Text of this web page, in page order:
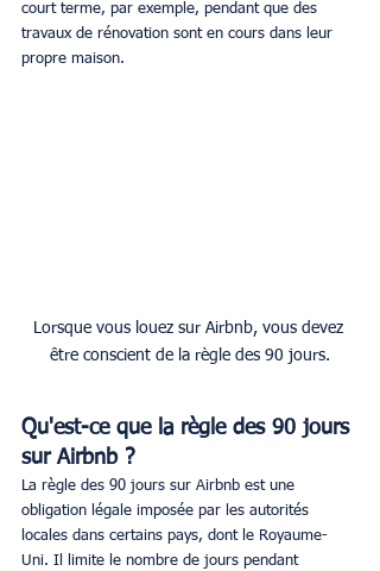
court terme, par exemple, pendant que des
travaux de rénovation sont en cours dans leur
propre maison.
Lorsque vous louez sur Airbnb, vous devez
être conscient de la règle des 90 jours.
Qu'est-ce que la règle des 90 jours
sur Airbnb ?
La règle des 90 jours sur Airbnb est une
obligation légale imposée par les autorités
locales dans certains pays, dont le Royaume-
Uni. Il limite le nombre de jours pendant